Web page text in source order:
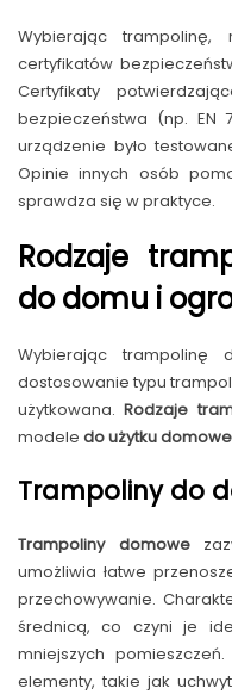
Wybierając
certyfikatów
Certyfikaty
bezpieczeństwa (np. EN
urządzenie było
Opinie innych osób
sprawdza się w praktyce.
Rodzaje
do domu i
Wybierając trampolinę
dostosowanie typu
użytkowana.Rodzaje
modele do użytku
Trampoliny do
Trampoliny domowe
umożliwia łatwe
przechowywanie.
średnicą, co czyni je
mniejszych
elementy, takie jak